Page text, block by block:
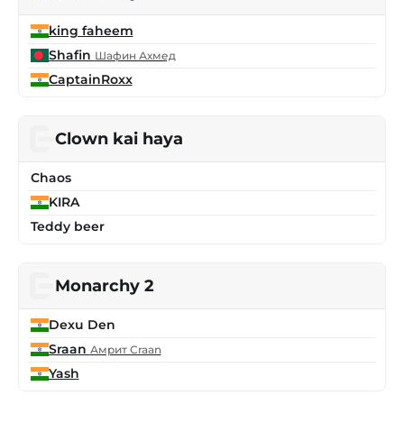
king faheem
Shafin Шафин Ахмед
CaptainRoxx
Clown kai haya
Chaos
KIRA
Teddy beer
Monarchy 2
Dexu Den
Sraan Амрит Сraan
Yash